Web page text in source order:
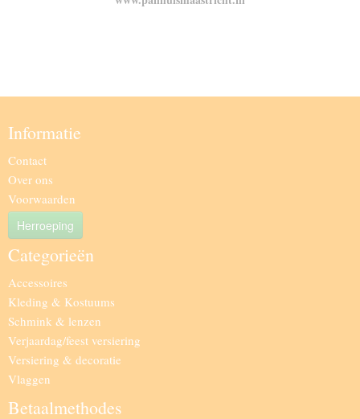
Informatie
Contact
Over ons
Voorwaarden
Herroeping
Categorieën
Accessoires
Kleding & Kostuums
Schmink & lenzen
Verjaardag/feest versiering
Versiering & decoratie
Vlaggen
Betaalmethodes